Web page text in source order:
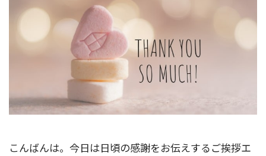
こんばんは。今日は日頃の感謝をお伝えするご挨拶エ